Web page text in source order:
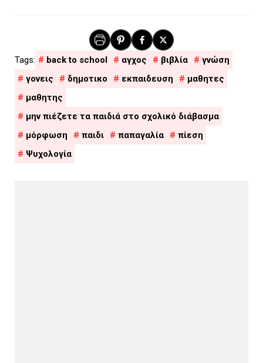
back to school αγχος βιβλία
γνώση
γονεις
δημοτικο εκπαιδευση
μαθητες
μαθητης
μην πιέζετε τα παιδιά στο σχολικό διάβασμα
μόρφωση
παιδι παπαγαλία
πίεση
Ψυχολογία